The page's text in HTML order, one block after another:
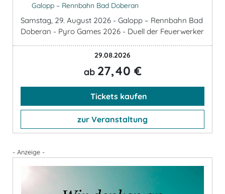
Galopp – Rennbahn Bad Doberan
Samstag, 29. August 2026 - Galopp – Rennbahn Bad
Doberan - Pyro Games 2026 - Duell der Feuerwerker
29.08.2026
ab 27,40 €
Tickets kaufen
zur Veranstaltung
- Anzeige -